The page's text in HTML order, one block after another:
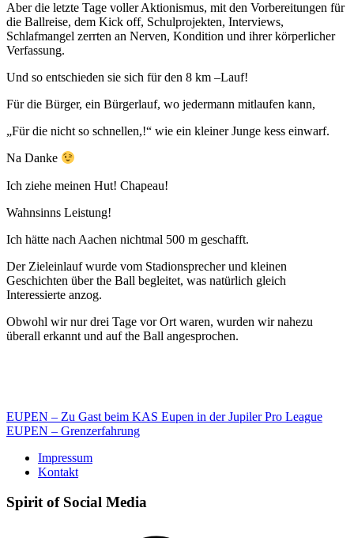
Aber die letzte Tage voller Aktionismus, mit den Vorbereitungen für
die Ballreise, dem Kick off, Schulprojekten, Interviews,
Schlafmangel zerrten an Nerven, Kondition und ihrer körperlicher
Verfassung.
Und so entschieden sie sich für den 8 km –Lauf!
Für die Bürger, ein Bürgerlauf, wo jedermann mitlaufen kann,
„Für die nicht so schnellen,!“ wie ein kleiner Junge kess einwarf.
Na Danke
Ich ziehe meinen Hut! Chapeau!
Wahnsinns Leistung!
Ich hätte nach Aachen nichtmal 500 m geschafft.
Der Zieleinlauf wurde vom Stadionsprecher und kleinen
Geschichten über the Ball begleitet, was natürlich gleich
Interessierte anzog.
Obwohl wir nur drei Tage vor Ort waren, wurden wir nahezu
überall erkannt und auf the Ball angesprochen.
Beitragsnavigation
EUPEN – Zu Gast beim KAS Eupen in der Jupiler Pro League
EUPEN – Grenzerfahrung
Impressum
Kontakt
Spirit of Social Media